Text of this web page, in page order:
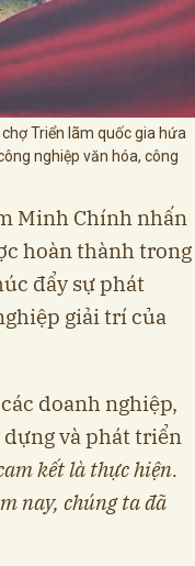
Triển lãm quốc gia hứa
nghiệp văn hóa, công
Minh Chính nhấn
hoàn thành trong
đẩy sự phát
giải trí của
doanh nghiệp,
và phát triển
kết là thực hiện.
nay, chúng ta đã